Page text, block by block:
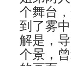
个舞台
到了雾
解是，
个景，